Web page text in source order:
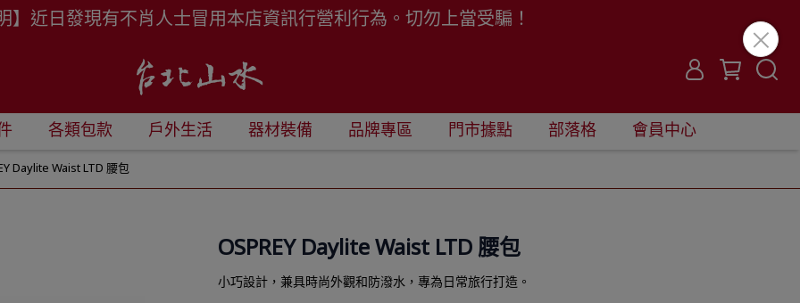
】近日發現有不肖人士冒用本店資訊行營利行為。切勿上當受騙！
各類包款 戶外生活 器材裝備 品牌專區 門市據點 部落格 會員中心
Daylite Waist LTD 腰包
OSPREY Daylite Waist LTD 腰包
小巧設計，兼具時尚外觀和防潑水，專為日常旅行打造。